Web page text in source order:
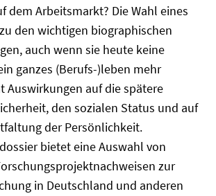
dem Arbeitsmarkt? Die Wahl eines
den wichtigen biographischen
auch wenn sie heute keine
ganzes (Berufs-)leben mehr
Auswirkungen auf die spätere
den sozialen Status und auf
der Persönlichkeit.
bietet eine Auswahl von
zur
in Deutschland und anderen